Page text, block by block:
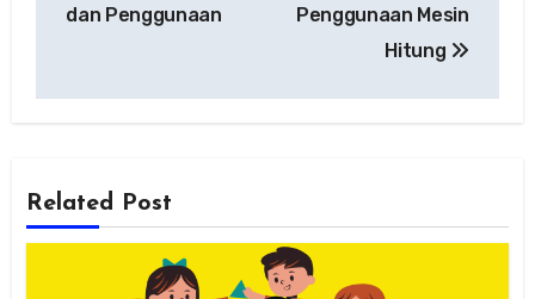
dan Penggunaan
Penggunaan Mesin
Hitung
Related Post